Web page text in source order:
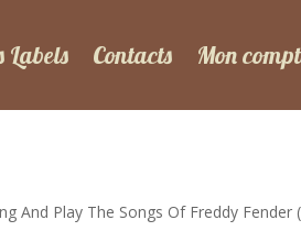
Labels Contacts Mon
And Play The Songs Of Freddy Fender